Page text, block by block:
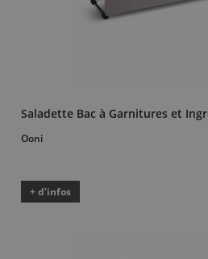
Saladette Bac à Garnitures et
Ooni
+ d’infos